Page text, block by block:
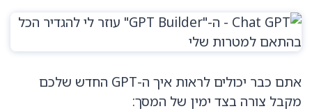
אתם כבר יכולים לראות איך ה-GPT החדש שלכם
מקבל צורה בצד ימין של המסך: